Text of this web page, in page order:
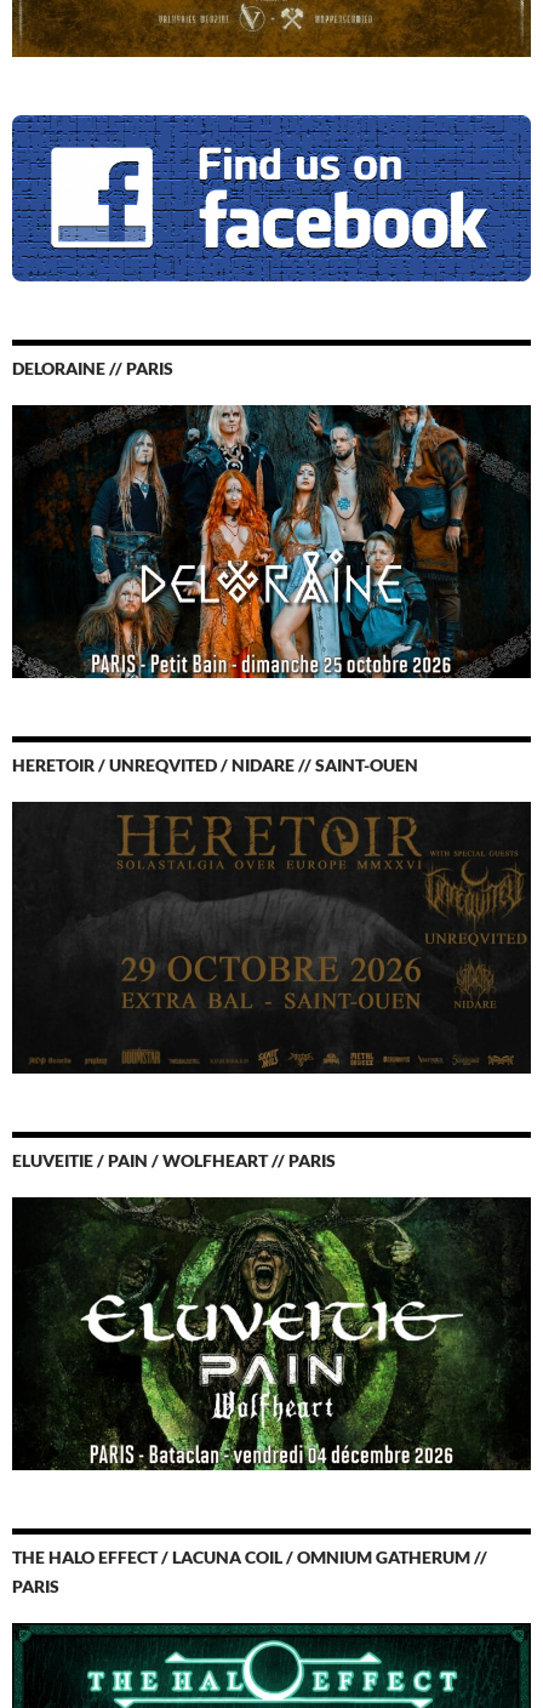
DELORAINE // PARIS
HERETOIR / UNREQVITED / NIDARE // SAINT-OUEN
ELUVEITIE / PAIN / WOLFHEART // PARIS
THE HALO EFFECT / LACUNA COIL / OMNIUM GATHERUM //
PARIS